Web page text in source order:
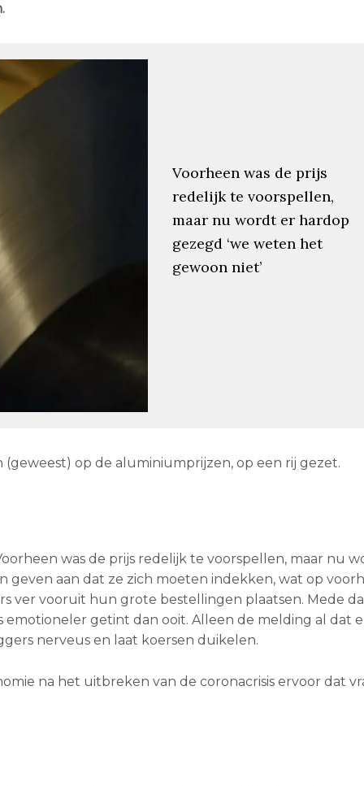
Voorheen was de prijs
redelijk te voorspellen,
maar nu wordt er hardop
gezegd ‘we weten het
gewoon niet’
op de aluminiumprijzen, op een rij gezet.
was de prijs redelijk te voorspellen, maar nu
geven aan dat ze zich moeten indekken, wat op
ver vooruit hun grote bestellingen plaatsen. Mede
getint dan ooit. Alleen de melding al dat
nerveus en laat koersen duikelen.
na het uitbreken van de coronacrisis ervoor dat